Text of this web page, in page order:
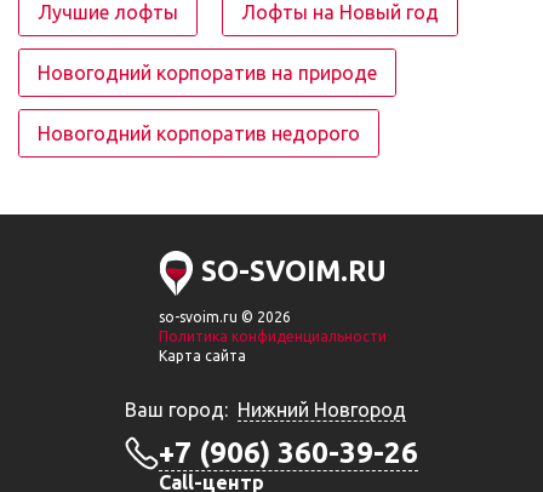
Лучшие лофты Лофты на Новый год
Новогодний корпоратив на природе
Новогодний корпоратив недорого
SO-SVOIM.RU
so-svoim.ru © 2026
Политика конфиденциальности
Карта сайта
Ваш город: Нижний Новгород
+7 (906) 360-39-26
Call-центр